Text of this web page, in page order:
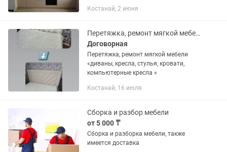
прочее. Приемлемые цены. Выезд на
бесплатно....
Костанай, 2 июня
Перетяжка, ремонт мягкой мебели.
Договорная
Перетяжка, ремонт мягкой мебели
«диваны, кресла, стулья, кровати,
компьютерные кресла »
Костанай, 16 июля
Сборка и разбор мебели
от 5 000 ₸
Сборка и разборка мебели, также
имеется доставка